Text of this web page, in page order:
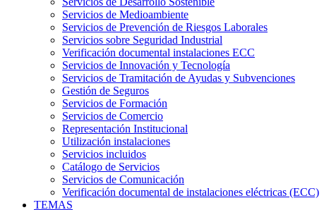
Servicios de Medioambiente
Servicios de Prevención de Riesgos Laborales
Servicios sobre Seguridad Industrial
Verificación documental instalaciones ECC
Servicios de Innovación y Tecnología
Servicios de Tramitación de Ayudas y Subvenciones
Gestión de Seguros
Servicios de Formación
Servicios de Comercio
Representación Institucional
Utilización instalaciones
Servicios incluidos
Catálogo de Servicios
Servicios de Comunicación
Verificación documental de instalaciones eléctricas (ECC)
TEMAS